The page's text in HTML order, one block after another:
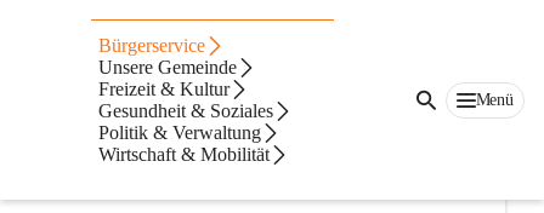
Bürgerservice
Unsere Gemeinde
Freizeit & Kultur
Gesundheit & Soziales
Politik & Verwaltung
Wirtschaft & Mobilität
Menü
Verordnungen